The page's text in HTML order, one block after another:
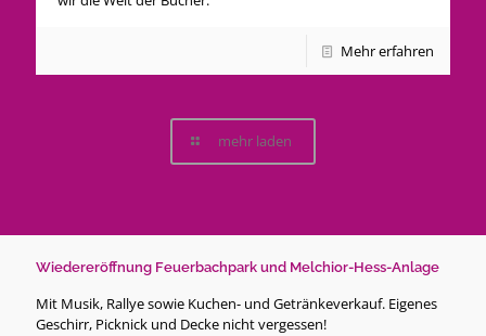
Mehr erfahren
mehr laden
Wiedereröffnung Feuerbachpark und Melchior-Hess-Anlage
Mit Musik, Rallye sowie Kuchen- und Getränkeverkauf. Eigenes
Geschirr, Picknick und Decke nicht vergessen!